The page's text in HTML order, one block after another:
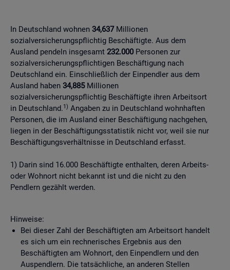
In Deutschland wohnen 34,637Millionen
sozialversicherungspflichtig Beschäftigte. Aus dem
Ausland pendeln insgesamt 232.000Personen zur
sozialversicherungspflichtigen Beschäftigung nach
Deutschland ein. Einschließlich der Einpendler aus dem
Ausland haben 34,885Millionen
sozialversicherungspflichtig Beschäftigte ihren Arbeitsort
in Deutschland.1) Angaben zu in Deutschland wohnhaften
Personen, die im Ausland einer Beschäftigung nachgehen,
liegen in der Beschäftigungsstatistik nicht vor, weil sie nur
Beschäftigungsverhältnisse in Deutschland erfasst.
1) Darin sind 16.000 Beschäftigte enthalten, deren Arbeits-
oder Wohnort nicht bekannt ist und die nicht zu den
Pendlern gezählt werden.
Hinweise:
Bei dieser Zahl der Beschäftigten am Arbeitsort handelt
es sich um ein rechnerisches Ergebnis aus den
Beschäftigten am Wohnort, den Einpendlern und den
Auspendlern. Die tatsächliche, an anderen Stellen